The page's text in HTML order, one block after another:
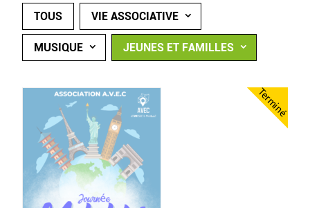
TOUS VIE ASSOCIATIVE
MUSIQUE JEUNES ET FAMILLES
Terminé